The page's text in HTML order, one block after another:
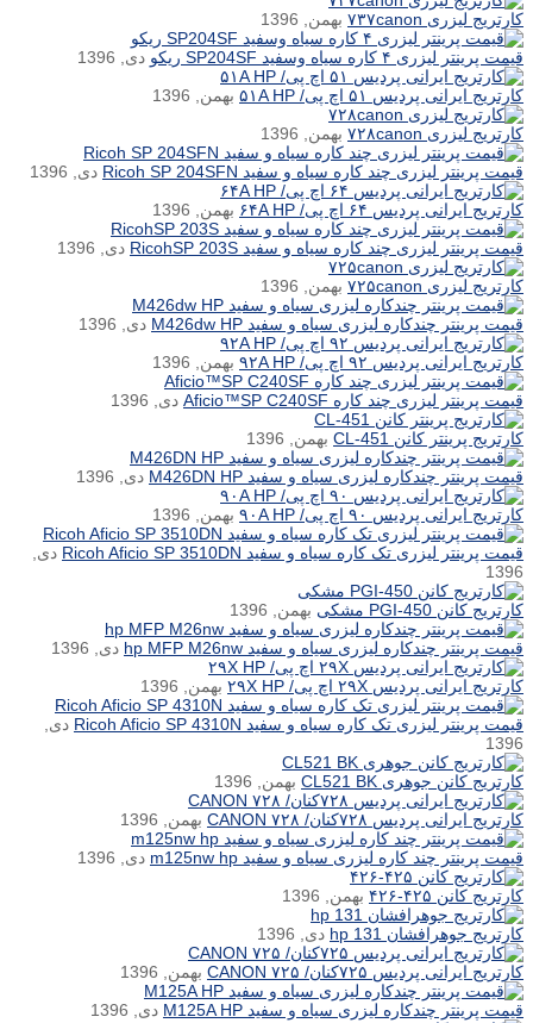
کارتریج لیزری ۷۳۷canon
بهمن, 1396
قیمت پرینتر لیزری ۴ کاره سیاه وسفید SP204SF ریکو
دی, 1396
کارتریج ایرانی پردیس ۵۱ اچ پی/ ۵۱A HP
بهمن, 1396
کارتریج لیزری ۷۲۸canon
بهمن, 1396
قیمت پرینتر لیزری چند کاره سیاه و سفید Ricoh SP 204SFN
دی, 1396
کارتریج ایرانی پردیس ۶۴ اچ پی/ ۶۴A HP
بهمن, 1396
قیمت پرینتر لیزری چند کاره سیاه و سفید RicohSP 203S
دی, 1396
کارتریج لیزری ۷۲۵canon
بهمن, 1396
قیمت پرینتر چندکاره لیزری سیاه و سفید M426dw HP
دی, 1396
کارتریج ایرانی پردیس ۹۲ اچ پی/ ۹۲A HP
بهمن, 1396
قیمت پرینتر لیزری چند کاره Aficio™SP C240SF
دی, 1396
کارتریج پرینتر کانن CL-451
بهمن, 1396
قیمت پرینتر چندکاره لیزری سیاه و سفید M426DN HP
دی, 1396
کارتریج ایرانی پردیس ۹۰ اچ پی/ ۹۰A HP
بهمن, 1396
قیمت پرینتر لیزری تک کاره سیاه و سفید Ricoh Aficio SP 3510DN
دی,
1396
کارتریج کانن PGI-450 مشکی
بهمن, 1396
قیمت پرینتر چندکاره لیزری سیاه و سفید hp MFP M26nw
دی, 1396
کارتریج ایرانی پردیس ۲۹X اچ پی/ ۲۹X HP
بهمن, 1396
قیمت پرینتر لیزری تک کاره سیاه و سفید Ricoh Aficio SP 4310N
دی,
1396
کارتریج کانن جوهری CL521 BK
بهمن, 1396
کارتریج ایرانی پردیس ۷۲۸کنان/ ۷۲۸ CANON
بهمن, 1396
قیمت پرینتر چند کاره لیزری سیاه و سفید m125nw hp
دی, 1396
کارتریج کانن ۴۲۵-۴۲۶
بهمن, 1396
کارتریج جوهرافشان hp 131
دی, 1396
کارتریج ایرانی پردیس ۷۲۵کنان/ ۷۲۵ CANON
بهمن, 1396
قیمت پرینتر چندکاره لیزری سیاه و سفید M125A HP
دی, 1396